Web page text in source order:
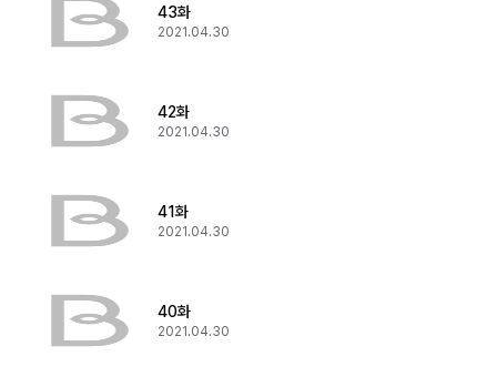
43화
2021.04.30
42화
2021.04.30
41화
2021.04.30
40화
2021.04.30